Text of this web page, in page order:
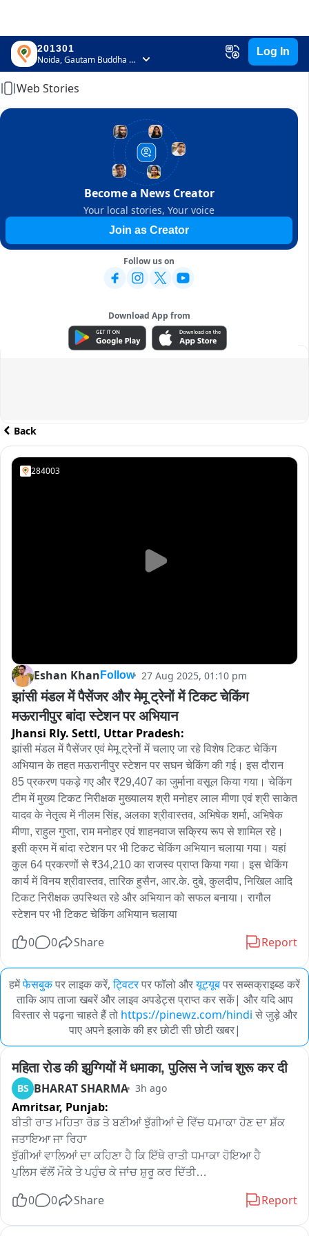
201301
Noida, Gautam Buddha Nagar, Uttar Pradesh
Log In
Home
Web Stories
Become a News Creator
Your local stories, Your voice
Join as Creator
Follow us on
Download App from
ADVERTISEMENT
Back
284003
Eshan Khan Follow 27 Aug 2025, 01:10 pm
झांसी मंडल में पैसेंजर और मेमू ट्रेनों में टिकट चेकिंग
मऊरानीपुर बांदा स्टेशन पर अभियान
Jhansi Rly. Settl, Uttar Pradesh:
झांसी मंडल में पैसेंजर एवं मेमू ट्रेनों में चलाए जा रहे विशेष टिकट चेकिंग
अभियान के तहत मऊरानीपुर स्टेशन पर सघन चेकिंग की गई। इस दौरान
85 प्रकरण पकड़े गए और ₹29,407 का जुर्माना वसूल किया गया। चेकिंग
टीम में मुख्य टिकट निरीक्षक मुख्यालय श्री मनोहर लाल मीणा एवं श्री साकेत
यादव के नेतृत्व में नीलम सिंह, अलका श्रीवास्तव, अभिषेक शर्मा, अभिषेक
मीणा, राहुल गुप्ता, राम मनोहर एवं शाहनवाज सक्रिय रूप से शामिल रहे।
इसी क्रम में बांदा स्टेशन पर भी टिकट चेकिंग अभियान चलाया गया। यहां
कुल 64 प्रकरणों से ₹34,210 का राजस्व प्राप्त किया गया। इस चेकिंग
कार्य में विनय श्रीवास्तव, तारिक हुसैन, आर.के. दुबे, कुलदीप, निखिल आदि
टिकट निरीक्षक उपस्थित रहे और अभियान को सफल बनाया। रागौल
स्टेशन पर भी टिकट चेकिंग अभियान चलाया
0 0 Share Report
हमेंफेसबुकपर लाइक करें, ट्विटरपर फॉलो औरयूट्यूबपर सब्सक्राइब्ड करें
ताकि आप ताजा खबरें और लाइव अपडेट्स प्राप्त कर सकें| और यदि आप
विस्तार से पढ़ना चाहते हैं तो https://pinewz.com/hindi से जुड़े और
पाए अपने इलाके की हर छोटी सी छोटी खबर|
महिता रोड की झुग्गियों में धमाका, पुलिस ने जांच शुरू कर दी
BS BHARAT SHARMA 3h ago
Amritsar, Punjab:
ਬੀਤੀ ਰਾਤ ਮਹਿਤਾ ਰੋਡ ਤੇ ਬਣੀਆਂ ਝੁੱਗੀਆਂ ਦੇ ਵਿੱਚ ਧਮਾਕਾ ਹੋਣ ਦਾ ਸ਼ੱਕ
ਜਤਾਇਆ ਜਾ ਰਿਹਾ
ਝੁੱਗੀਆਂ ਵਾਲਿਆਂ ਦਾ ਕਹਿਣਾ ਹੈ ਕਿ ਇੱਥੇ ਰਾਤੀ ਧਮਾਕਾ ਹੋਇਆ ਹੈ
ਪੁਲਿਸ ਵੱਲੋਂ ਮੌਕੇ ਤੇ ਪਹੁੰਚ ਕੇ ਜਾਂਚ ਸ਼ੁਰੂ ਕਰ ਦਿੱਤੀ
ਸੀ ਅਤੇ ਨਾਲ ਹੀ ਬੱਬਰ ਖਾਲਸਾ ਦੀ ਇੱਕ ਚਿੱਠੀ ਦਿੱਤੀ ਗਈ ਸੀ ਜਿਸ ਦੇ
0 0 Share Report